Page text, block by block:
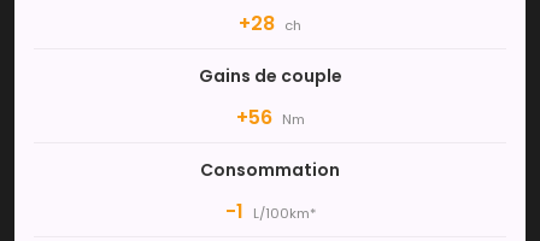
+28 ch
Gains de couple
+56 Nm
Consommation
-1 L/100km*